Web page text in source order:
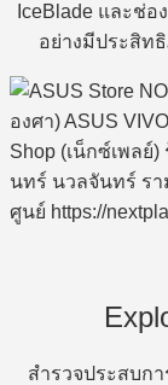
IceBlade และช่อ
อย่างมีประสิท
สำรวจประสบก